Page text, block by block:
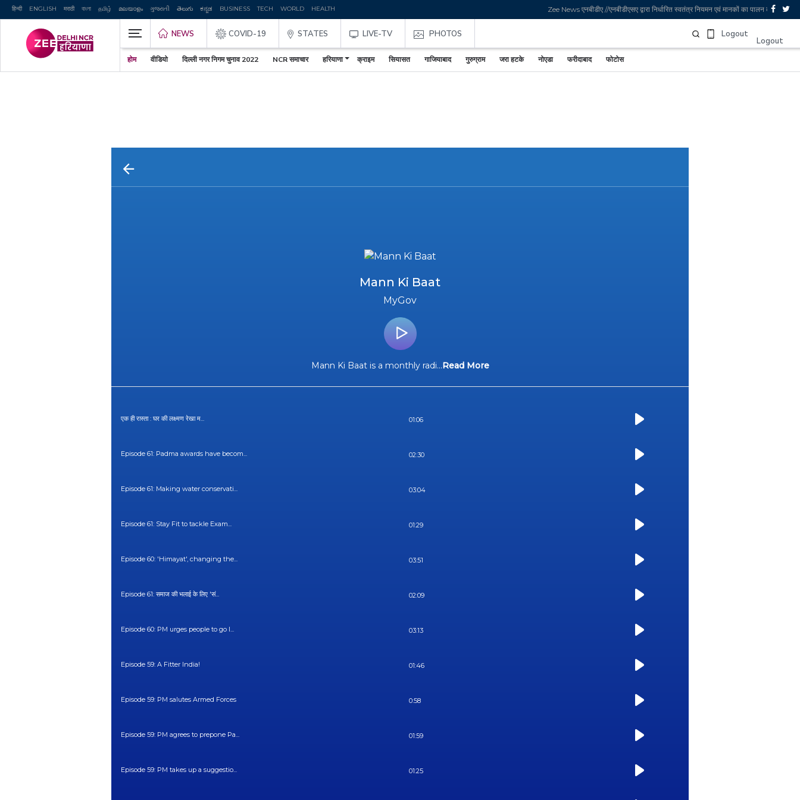
हिन्दी ENGLISH मराठी বাংলা தமிழ் മലയാളം ગુજરાતી తెలుగు ಕನ್ನಡ BUSINESS TECH WORLD HEALTH Zee News एनबीडीए //एनबीडीएसए द्वारा निर्धारित स्वतंत्र नियमन एवं मानकों का पालन करता
NEWS COVID-19 STATES LIVE-TV PHOTOS Logout
Logout
होम वीडियो दिल्ली नगर निगम चुनाव 2022 NCR समाचार हरियाणा क्राइम सियासत गाजियाबाद गुरुग्राम जरा हटके नोएडा फरीदाबाद फोटोस
Mann Ki Baat
MyGov
Mann Ki Baat is a monthly radi...Read More
एक ही रास्ता : घर की लक्ष्मण रेखा म... 01:06
Episode 61: Padma awards have becom... 02:30
Episode 61: Making water conservati... 03:04
Episode 61: Stay Fit to tackle Exam... 01:29
Episode 60: 'Himayat', changing the... 03:51
Episode 61: समाज की भलाई के लिए 'सं... 02:09
Episode 60: PM urges people to go l... 03:13
Episode 59: A Fitter India! 01:46
Episode 59: PM salutes Armed Forces 0:58
Episode 59: PM agrees to prepone Pa... 01:59
Episode 59: PM takes up a suggestio... 01:25